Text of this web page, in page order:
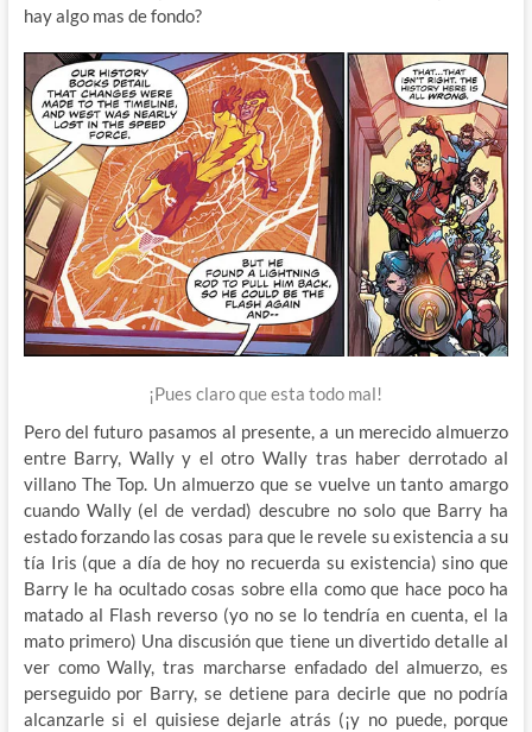
hay algo mas de fondo?
¡Pues claro que esta todo mal!
Pero del futuro pasamos al presente, a un merecido almuerzo
entre Barry, Wally y el otro Wally tras haber derrotado al
villano The Top. Un almuerzo que se vuelve un tanto amargo
cuando Wally (el de verdad) descubre no solo que Barry ha
estado forzando las cosas para que le revele su existencia a su
tía Iris (que a día de hoy no recuerda su existencia) sino que
Barry le ha ocultado cosas sobre ella como que hace poco ha
matado al Flash reverso (yo no se lo tendría en cuenta, el la
mato primero) Una discusión que tiene un divertido detalle al
ver como Wally, tras marcharse enfadado del almuerzo, es
perseguido por Barry, se detiene para decirle que no podría
alcanzarle si el quisiese dejarle atrás (¡y no puede, porque